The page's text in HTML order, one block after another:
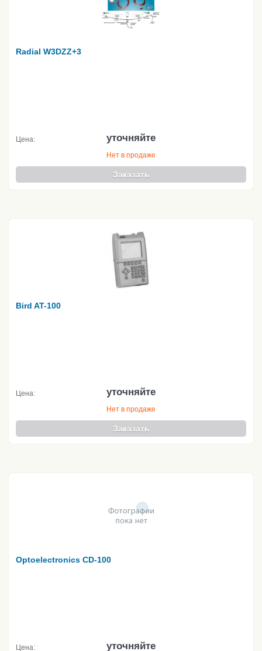
Radial W3DZZ+3
Цена: уточняйте
Нет в продаже
Заказать
Bird AT-100
Цена: уточняйте
Нет в продаже
Заказать
Optoelectronics CD-100
Цена: уточняйте